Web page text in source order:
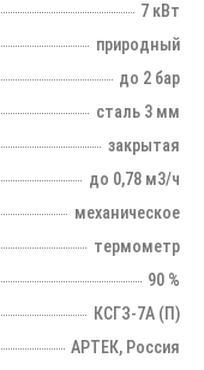
7 кВт
природный
до 2 бар
сталь 3 мм
закрытая
до 0,78 м3/ч
механическое
термометр
90 %
КСГЗ-7А (П)
АРТЕК, Россия